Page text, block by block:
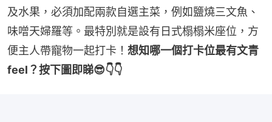
及水果，必須加配兩款自選主菜，例如鹽燒三文魚、
味噌天婦羅等。最特別就是設有日式榻榻米座位，方
便主人帶寵物一起打卡！ 想知哪一個打卡位最有文青
feel？按下圖即睇😎👇👇